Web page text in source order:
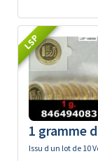
LSP
1 gramme
Issu d un lot de 10